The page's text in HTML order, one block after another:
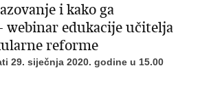
i kako ga
edukacije učitelja
reforme
29. siječnja 2020. godine u 15.00